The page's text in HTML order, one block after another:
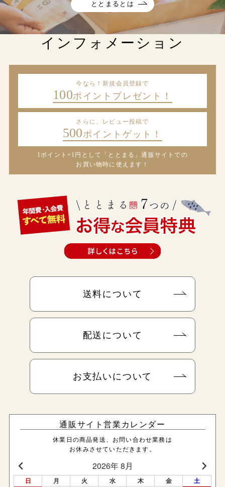
ととまるとは
インフォメーション
今なら！新規会員登録で
100ポイントプレゼント！
さらに、レビュー投稿で
500ポイントゲット！
1ポイント=1円として「ととまる」通販サイトでの
お買い物時に使えます！
送料について
配送について
お支払いについて
通販サイト営業カレンダー
休業日の商品発送、お問い合わせ業務は
お休みさせていただきます。